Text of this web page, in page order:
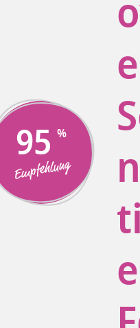
95
Empfehlung
e
e